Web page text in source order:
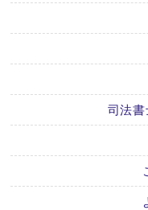
司法